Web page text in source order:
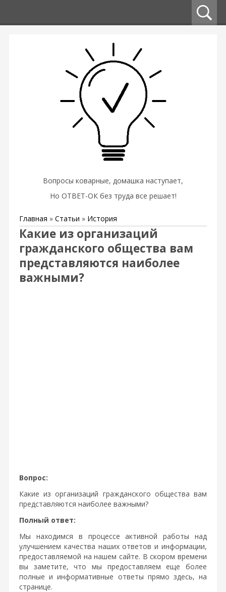
Вопросы коварные, домашка наступает,
Но ОТВЕТ-ОК без труда все решает!
Главная » Статьи » История
Какие из организаций
гражданского общества вам
представляются наиболее
важными?
Вопрос:
Какие из организаций гражданского общества вам
представляются наиболее важными?
Полный ответ:
Мы находимся в процессе активной работы над
улучшением качества наших ответов и информации,
предоставляемой на нашем сайте. В скором времени
вы заметите, что мы предоставляем еще более
полные и информативные ответы прямо здесь, на
странице.